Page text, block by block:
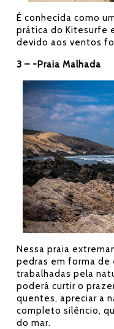
É conhecida como
prática do Kitesurfe
devido aos ventos
3 – -Praia Malhada
Nessa praia
pedras em forma de
trabalhadas pela
poderá curtir o
quentes, apreciar a
completo silêncio,
do mar.